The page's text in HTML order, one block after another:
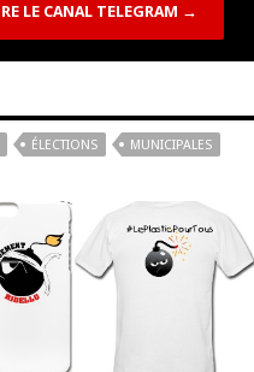
LE CANAL TELEGRAM →
ÉLECTIONS MUNICIPALES